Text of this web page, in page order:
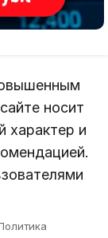
носит
характер и